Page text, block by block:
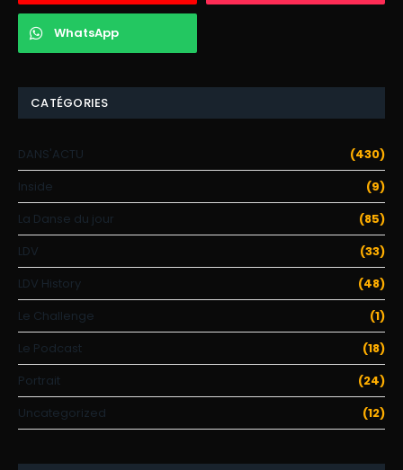
WhatsApp
CATÉGORIES
DANS'ACTU
(430)
Inside
(9)
La Danse du jour
(85)
LDV
(33)
LDV History
(48)
Le Challenge
(1)
Le Podcast
(18)
Portrait
(24)
Uncategorized
(12)